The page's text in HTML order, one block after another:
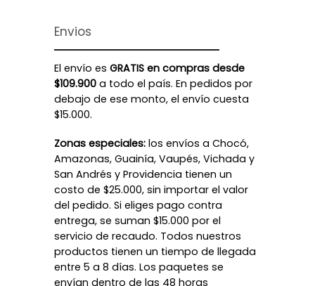
Envios
El envío esGRATIS en compras desde
$109.900 a todo el país. En pedidos por
debajo de ese monto, el envío cuesta
$15.000.
Zonas especiales: los envíos a Chocó,
Amazonas, Guainía, Vaupés, Vichada y
San Andrés y Providencia tienen un
costo de $25.000, sin importar el valor
del pedido. Si eliges pago contra
entrega, se suman $15.000 por el
servicio de recaudo. Todos nuestros
productos tienen un tiempo de llegada
entre 5 a 8 días. Los paquetes se
envían dentro de las 48 horas